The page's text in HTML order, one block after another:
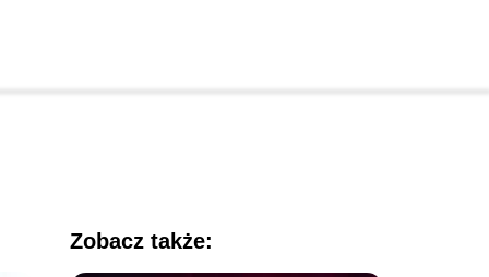
Zobacz także: